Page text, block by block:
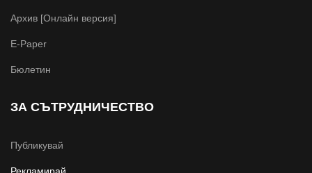
Архив [Онлайн версия]
E-Paper
Бюлетин
ЗА СЪТРУДНИЧЕСТВО
Публикувай